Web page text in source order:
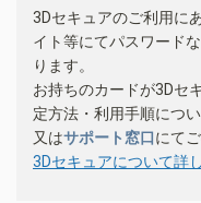
3Dセキュアのご利用に
イト等にてパスワード
ります。
お持ちのカードが3Dセ
定方法・利用手順につ
又はサポート窓口にて
3Dセキュアについて詳